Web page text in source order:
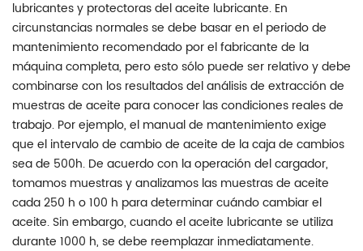
lubricantes y protectoras del aceite lubricante. En
circunstancias normales se debe basar en el periodo de
mantenimiento recomendado por el fabricante de la
máquina completa, pero esto sólo puede ser relativo y debe
combinarse con los resultados del análisis de extracción de
muestras de aceite para conocer las condiciones reales de
trabajo. Por ejemplo, el manual de mantenimiento exige
que el intervalo de cambio de aceite de la caja de cambios
sea de 500h. De acuerdo con la operación del cargador,
tomamos muestras y analizamos las muestras de aceite
cada 250 h o 100 h para determinar cuándo cambiar el
aceite. Sin embargo, cuando el aceite lubricante se utiliza
durante 1000 h, se debe reemplazar inmediatamente.